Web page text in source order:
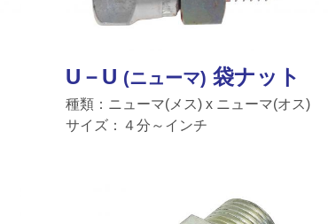
U－U (ニューマ) 袋ナット
種類：ニューマ(メス) x ニューマ(オス)
サイズ：４分～インチ